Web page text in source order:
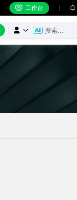
 工作台 
 